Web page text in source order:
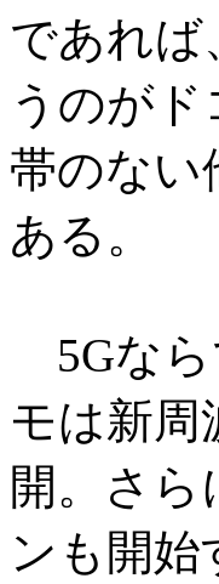
であれば
うのが
帯のない
ある。
5Gなら
モは新周
開。さら
ンも開始